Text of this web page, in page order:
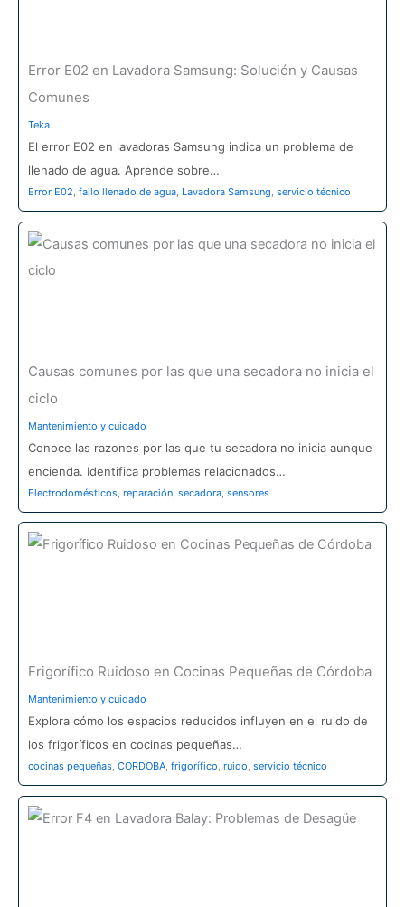
Error E02 en Lavadora Samsung: Solución y Causas
Comunes
Teka
El error E02 en lavadoras Samsung indica un problema de
llenado de agua. Aprende sobre…
Error E02 fallo llenado de agua Lavadora Samsung servicio técnico
Causas comunes por las que una secadora no inicia el
ciclo
Mantenimiento y cuidado
Conoce las razones por las que tu secadora no inicia aunque
encienda. Identifica problemas relacionados…
Electrodomésticos reparación secadora sensores
Frigorífico Ruidoso en Cocinas Pequeñas de Córdoba
Mantenimiento y cuidado
Explora cómo los espacios reducidos influyen en el ruido de
los frigoríficos en cocinas pequeñas…
cocinas pequeñas, CORDOBA, frigorífico, ruido, servicio técnico